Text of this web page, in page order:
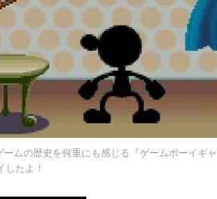
ムの歴史を何重にも感じる『ゲームボーイギャ
したよ！